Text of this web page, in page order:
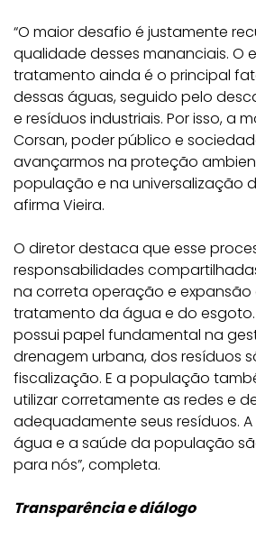
“O maior desafio é justamente
qualidade desses mananciais. O
tratamento ainda é o principal
dessas águas, seguido pelo
e resíduos industriais. Por isso, a
Corsan, poder público e
avançarmos na proteção
população e na universalização
afirma Vieira.
O diretor destaca que esse
responsabilidades
na correta operação e expansão
tratamento da água e do esgoto.
possui papel fundamental na
drenagem urbana, dos resíduos
fiscalização. E a população
utilizar corretamente as redes e
adequadamente seus resíduos.
água e a saúde da população
para nós”, completa.
Transparência e diálogo